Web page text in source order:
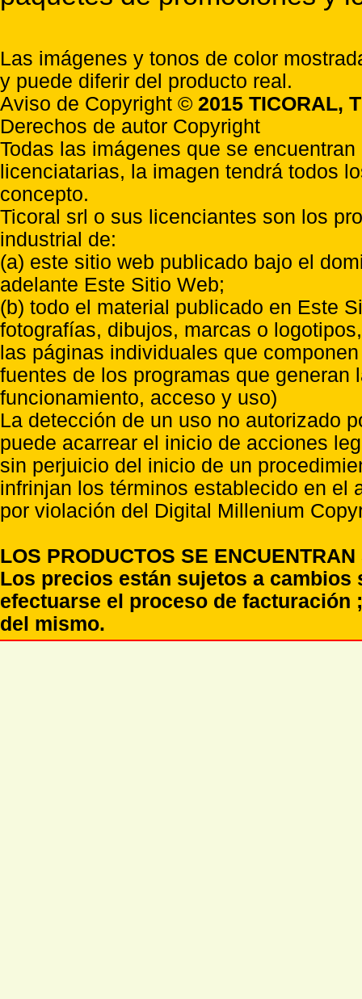
Las imágenes y tonos de color
y puede diferir del producto real.
Aviso de Copyright © 2015 TICORAL,
Derechos de autor Copyright
Todas las imágenes que se
licenciatarias, la imagen tendrá todos
concepto.
Ticoral srl o sus licenciantes son los
industrial de:
(a) este sitio web publicado bajo el
adelante Este Sitio Web;
(b) todo el material publicado en Este
fotografías, dibujos, marcas o
las páginas individuales que
fuentes de los programas que
funcionamiento, acceso y uso)
La detección de un uso no autorizado
puede acarrear el inicio de acciones
sin perjuicio del inicio de un
infrinjan los términos establecido en el
por violación del Digital Millenium
LOS PRODUCTOS SE
Los precios están sujetos a
efectuarse el proceso de
del mismo.